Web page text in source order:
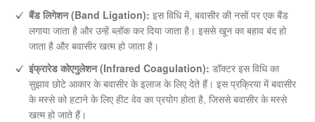
बैंड लिगेशन (Band Ligation): इस विधि में, बवासीर की नसों पर एक बैंड
लगाया जाता है और उन्हें ब्लॉक कर दिया जाता है। इससे खून का बहाव बंद हो
जाता है और बवासीर खत्म हो जाता है।
इंफ्रारेड कोएगुलेशन (Infrared Coagulation): डॉक्टर इस विधि का
सुझाव छोटे आकार के बवासीर के इलाज के लिए देते हैं। इस प्रक्रिया में बवासीर
के मस्से को हटाने के लिए हीट वेव का प्रयोग होता है, जिससे बवासीर के मस्से
खत्म हो जाते हैं।